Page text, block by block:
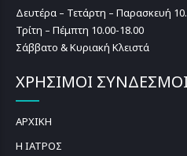
Δευτέρα – Τετάρτη – Παρασκευή
Τρίτη – Πέμπτη 10.00-18.00
Σάββατο & Κυριακή Κλειστά
ΧΡΗΣΙΜΟΙ ΣΥΝΔΕΣΜΟΙ
ΑΡΧΙΚΗ
Η ΙΑΤΡΟΣ